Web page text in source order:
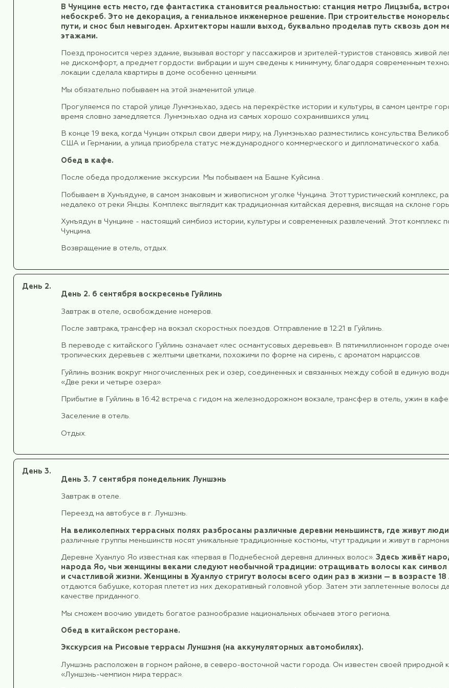
Программа тура
День 0.4 сентября пятница Москва-Чунцин
Вылет из Москвы, Шереметьево С в Чунцин рейсом GS7942 авиакомпании TianJin
День 1. 5 сентября суббота Чунцин
В 05:45 прилет, получение багажа, прохождение паспортного контроля. Встреча
Завтрак.
Специально для вас мы забронировали услугу "ранее заселение", чтобы
отдохнуть.
Выезд на экскурсию по городу.
небоскреб. Это не декорация, а гениальное инженерное решение. При
этажами.
Поезд проносится через здание, вызывая восторг у пассажиров и зрителей-
не дискомфорт, а предмет гордости: вибрации и шум сведены к минимуму,
Мы обязательно побываем на этой знаменитой улице.
время словно замедляется. Лунмэньхао одна из самых хорошо сохранившихся
В конце 19 века, когда Чунцин открыл свои двери миру, на Лунмэньхао
Обед в кафе.
Побываем в Хунъядуне, в самом знаковым и живописном уголке Чунцина. Этот
недалеко от реки Янцзы. Комплекс выглядит как традиционная китайская
Чунцина.
Возвращение в отель, отдых.
День 2.
День 2.6 сентября воскресенье Гуйлинь
Завтрак в отеле, освобождение номеров.
В переводе с китайского Гуйлинь означает «лес османтусовых деревьев». В
тропических деревьев с желтыми цветками, похожими по форме на сирень, с